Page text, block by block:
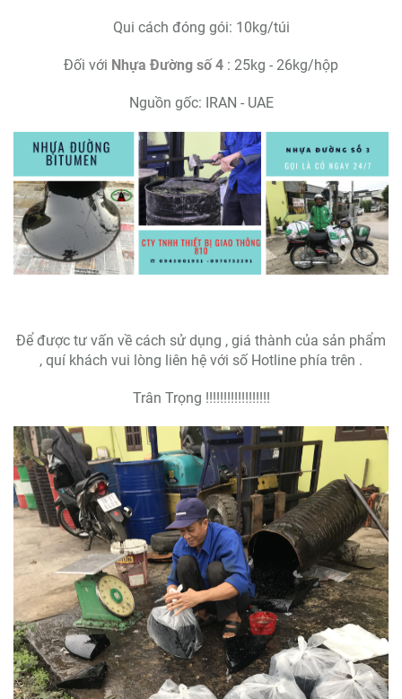
Qui cách đóng gói: 10kg/túi
Đối với Nhựa Đường số 4 : 25kg - 26kg/hộp
Nguồn gốc: IRAN - UAE
Để được tư vấn về cách sử dụng , giá thành của sản phẩm
, quí khách vui lòng liên hệ với số Hotline phía trên .
Trân Trọng !!!!!!!!!!!!!!!!!!